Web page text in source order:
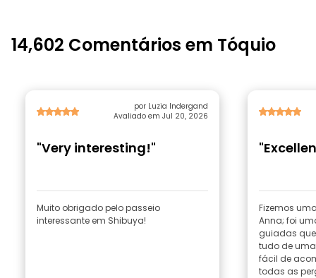
14,602 Comentários em Tóquio
por Luzia Indergand
Avaliado em Jul 20, 2026
"Very interesting!"
Muito obrigado pelo passeio
interessante em Shibuya!
Fizemos
Anna; foi
guiadas que
tudo de
fácil de
todas as